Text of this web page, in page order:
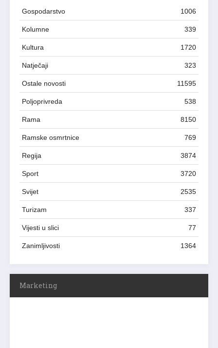
Gospodarstvo 1006
Kolumne 339
Kultura 1720
Natječaji 323
Ostale novosti 11595
Poljoprivreda 538
Rama 8150
Ramske osmrtnice 769
Regija 3874
Sport 3720
Svijet 2535
Turizam 337
Vijesti u slici 77
Zanimljivosti 1364
Marketing